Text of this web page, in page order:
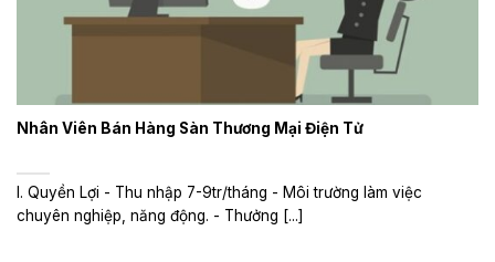
Nhân Viên Bán Hàng Sàn Thương Mại Điện Tử
I. Quyền Lợi - Thu nhập 7-9tr/tháng - Môi trường làm việc
chuyên nghiệp, năng động. - Thưởng [...]